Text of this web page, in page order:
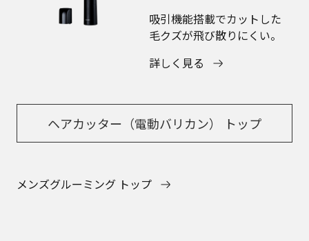
吸引機能搭載でカットした
毛クズが飛び散りにくい。
詳しく見る
ヘアカッター（電動バリカン） トップ
メンズグルーミング トップ